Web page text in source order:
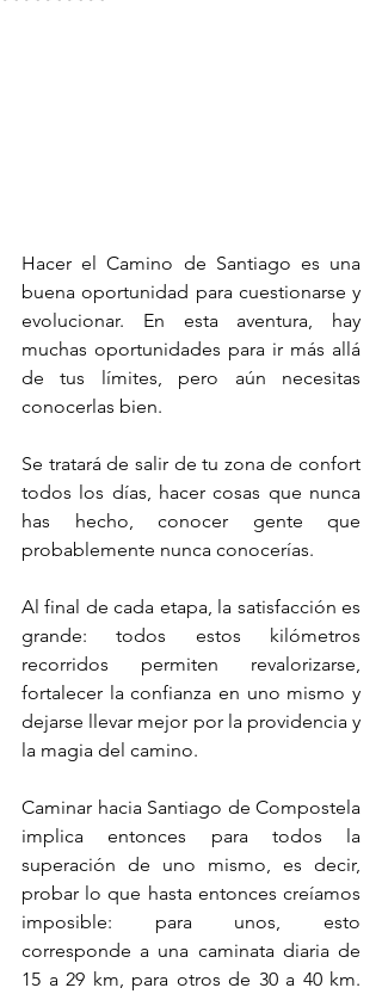
Hacer el Camino de Santiago es una
buena oportunidad para cuestionarse y
evolucionar. En esta aventura, hay
muchas oportunidades para ir más allá
de tus límites, pero aún necesitas
conocerlas bien.
Se tratará de salir de tu zona de confort
todos los días, hacer cosas que nunca
has hecho, conocer gente que
probablemente nunca conocerías.
Al final de cada etapa, la satisfacción es
grande: todos estos kilómetros
recorridos permiten revalorizarse,
fortalecer la confianza en uno mismo y
dejarse llevar mejor por la providencia y
la magia del camino.
Caminar hacia Santiago de Compostela
implica entonces para todos la
superación de uno mismo, es decir,
probar lo que hasta entonces creíamos
imposible: para unos, esto
corresponde a una caminata diaria de
15 a 29 km, para otros de 30 a 40 km.